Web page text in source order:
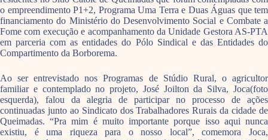
o empreendimento P1+2, Programa Uma Terra e Duas Águas que tem
financiamento do Ministério do Desenvolvimento Social e Combate a
Fome com execução e acompanhamento da Unidade Gestora AS-PTA
em parceria com as entidades do Pólo Sindical e das Entidades do
Compartimento da Borborema.
Ao ser entrevistado nos Programas de Stúdio Rural, o agricultor
familiar e contemplado no projeto, José Joilton da Silva, Joca(foto
esquerda), falou da alegria de participar no processo de ações
continuadas junto ao Sindicato dos Trabalhadores Rurais da cidade de
Queimadas. “Pra mim é muito importante porque isso aqui nunca
existiu, é uma riqueza para o nosso local”, comemora Joca,